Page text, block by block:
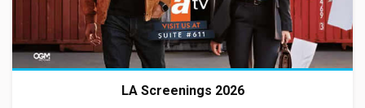
LA Screenings 2026